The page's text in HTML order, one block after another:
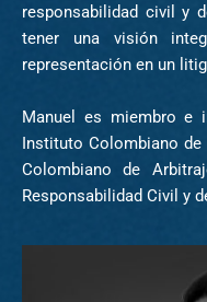
responsabilidad civil y
tener una visión
representación en un
Manuel es miembro e
Instituto Colombiano de
Colombiano de
Responsabilidad Civil y